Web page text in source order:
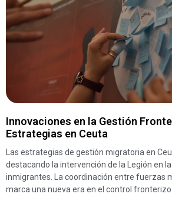
Innovaciones en la Gestión
Estrategias en Ceuta
Las estrategias de gestión migratoria en
destacando la intervención de la Legión en
inmigrantes. La coordinación entre fuerzas
marca una nueva era en el control fronterizo.